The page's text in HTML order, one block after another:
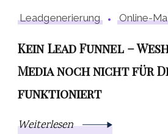
Leadgenerierung Online-
Kein Lead Funnel –
Media noch nicht für
funktioniert
Weiterlesen